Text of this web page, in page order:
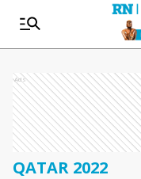
Ads
QATAR 2022